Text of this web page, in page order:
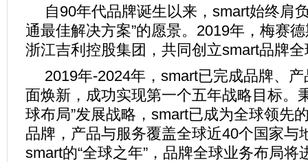
自90年代品牌诞生以来，smart始终肩
通最佳解决方案”的愿景。2019年，梅赛
浙江吉利控股集团，共同创立smart品牌
2019年-2024年，smart已完成品牌、
面焕新，成功实现第一个五年战略目标。
球布局”发展战略，smart已成为全球领先
品牌，产品与服务覆盖全球近40个国家与
smart的“全球之年”，品牌全球业务布局将